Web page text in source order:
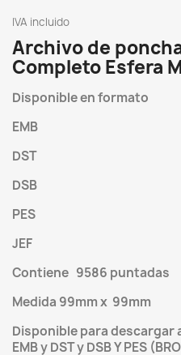
IVA incluido
Archivo de
Completo Esfera
Disponible en formato
EMB
DST
DSB
PES
JEF
Contiene 9586 puntadas
Medida 99mm x 99mm
Disponible para descargar
EMB y DST y DSB Y PES